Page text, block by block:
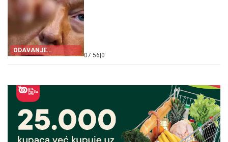
ODAVANJE
INFORMACIJA
07:56 0